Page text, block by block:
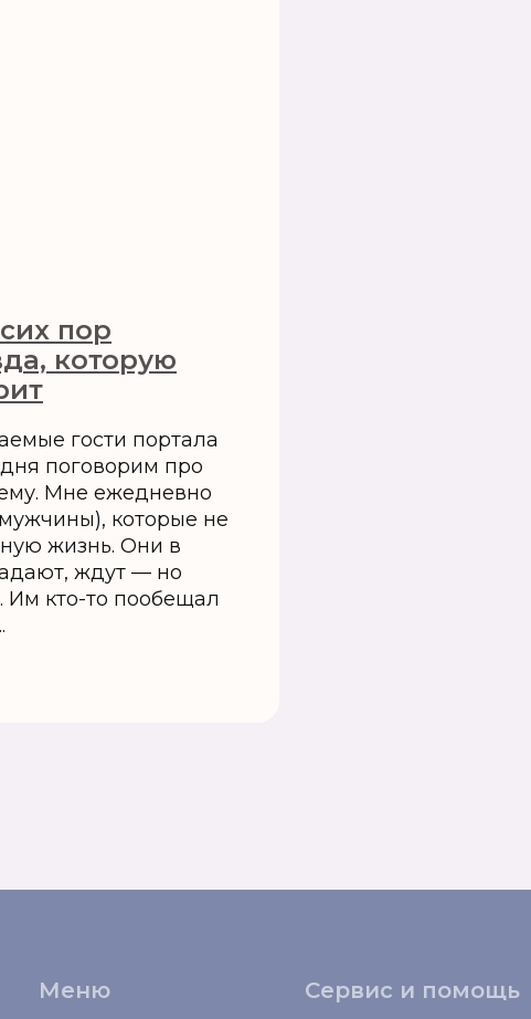
пор
которую
гости портала
поговорим про
Мне ежедневно
которые не
жизнь. Они в
ждут — но
Им кто-то пообещал
Меню Сервис и помощь